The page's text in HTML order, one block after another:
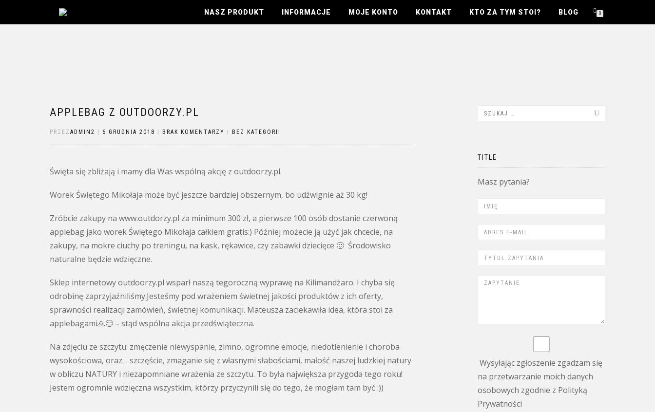
NASZ PRODUKT INFORMACJE MOJE KONTO KONTAKT KTO ZA TYM STOI? BLOG 0
APPLEBAG Z OUTDOORZY.PL
PRZEZ ADMIN2 6 GRUDNIA 2018 BRAK KOMENTARZY BEZ KATEGORII
Święta się zbliżają i mamy dla Was wspólną akcję z outdoorzy.pl.
Worek Świętego Mikołaja może być jeszcze bardziej obszernym, bo udźwignie aż 30 kg!
Zróbcie zakupy na www.outdorzy.pl za minimum 300 zł, a pierwsze 100 osób dostanie czerwoną
applebag jako worek Świętego Mikołaja całkiem gratis:) Później możecie ją użyć jak chcecie, na
zakupy, na mokre ciuchy po treningu, na kask, rękawice, czy zabawki dziecięce 🙂 Środowisko
naturalne będzie wdzięczne.
Sklep internetowy outdoorzy.pl wsparł naszą tegoroczną wyprawę na Kilimandżaro. I chyba się
odrobinę zaprzyjaźniliśmy.Jesteśmy pod wrażeniem świetnej jakości produktów z ich oferty,
sprawności realizacji zamówień, świetnej komunikacji. Mateusza zaciekawiła idea, która stoi za
applebagami🙏😊 – stąd wspólna akcja przedświąteczna.
Na zdjęciu ze szczytu: zmęczenie niewyspanie, zimno, ogromne emocje, niedotlenienie i choroba
wysokościowa, oraz… szczęście, zmaganie się z własnymi słabościami, małość naszej ludzkiej natury
w obliczu NATURY i niezapomniane wrażenia ze szczytu. To była największa przygoda tego roku!
Jestem ogromnie wdzięczna wszystkim, którzy przyczynili się do tego, że mogłam tam być :))
TITLE
Masz pytania?
Wysyłając zgłoszenie zgadzam się
na przetwarzanie moich danych
osobowych zgodnie z Polityką
Prywatności